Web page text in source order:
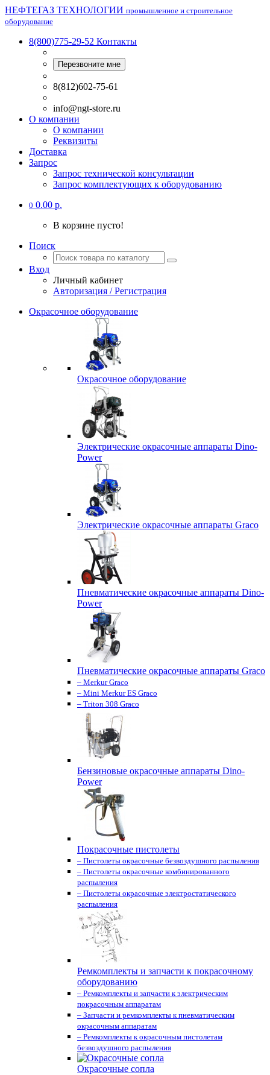
НЕФТЕГАЗ ТЕХНОЛОГИИ промышленное и строительное
оборудование
8(800)775-29-52 Контакты
Перезвоните мне
8(812)602-75-61
info@ngt-store.ru
О компании
О компании
Реквизиты
Доставка
Запрос
Запрос технической консультации
Запрос комплектующих к оборудованию
0 0.00 р.
В корзине пусто!
Поиск
Вход
Личный кабинет
Авторизация / Регистрация
Окрасочное оборудование
Окрасочное оборудование
Электрические окрасочные аппараты Dino-
Power
Электрические окрасочные аппараты Graco
Пневматические окрасочные аппараты Dino-
Power
Пневматические окрасочные аппараты Graco
– Merkur Graco
– Mini Merkur ES Graco
– Triton 308 Graco
Бензиновые окрасочные аппараты Dino-
Power
Покрасочные пистолеты
– Пистолеты окрасочные безвоздушного распыления
– Пистолеты окрасочные комбинированного
распыления
– Пистолеты окрасочные электростатического
распыления
Ремкомплекты и запчасти к покрасочному
оборудованию
– Ремкомплекты и запчасти к электрическим
покрасочным аппаратам
– Запчасти и ремкомплекты к пневматическим
окрасочным аппаратам
– Ремкомплекты к окрасочным пистолетам
безвоздушного распыления
Окрасочные сопла